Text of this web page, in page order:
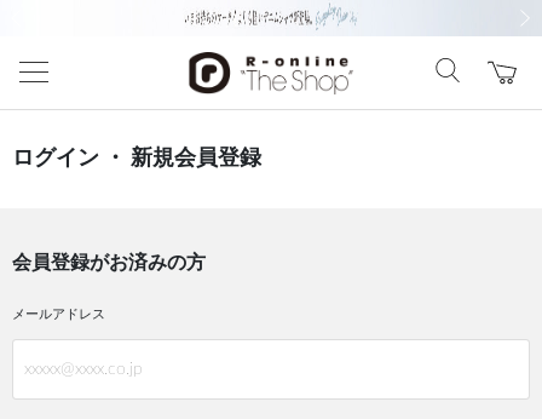
ログイン ・ 新規会員登録
会員登録がお済みの方
メールアドレス